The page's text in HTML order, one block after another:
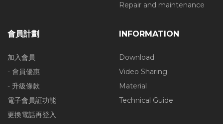
Repair and maintenance
會員計劃
加入會員
- 會員優惠
- 升級條款
電子會員証功能
更換電話再登入
INFORMATION
Download
Video Sharing
Material
Technical Guide